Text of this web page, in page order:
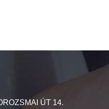
ÚT 14.